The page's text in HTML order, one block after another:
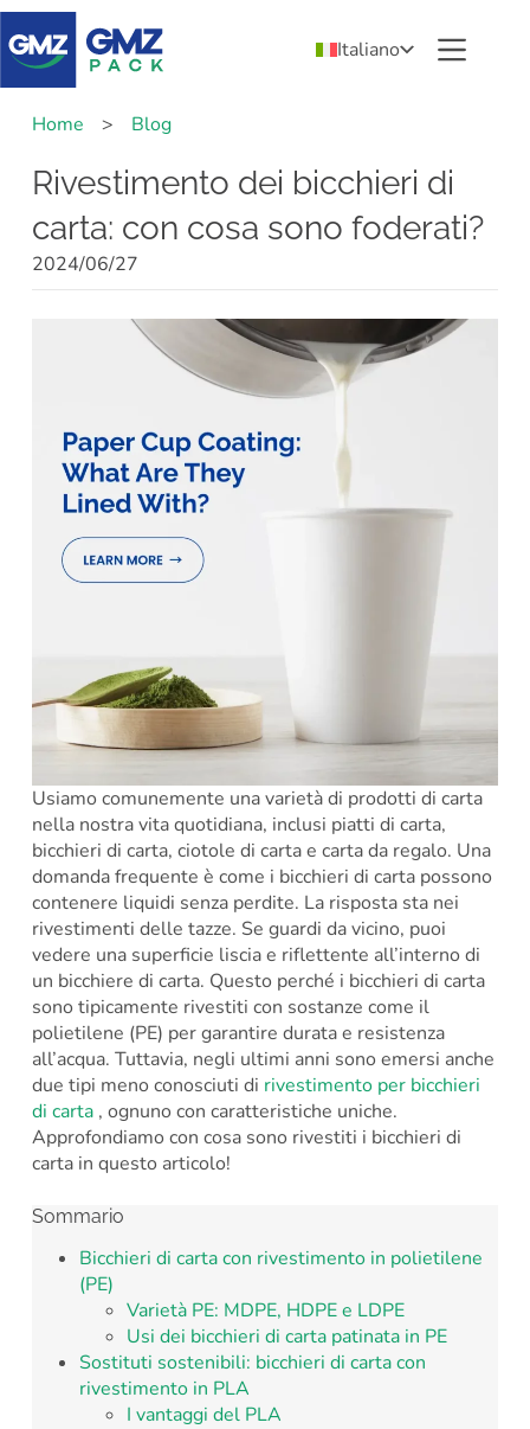
Italiano
Home > Blog
Rivestimento dei bicchieri di
carta: con cosa sono foderati?
2024/06/27
Usiamo comunemente una varietà di prodotti di carta
nella nostra vita quotidiana, inclusi piatti di carta,
bicchieri di carta, ciotole di carta e carta da regalo. Una
domanda frequente è come i bicchieri di carta possono
contenere liquidi senza perdite. La risposta sta nei
rivestimenti delle tazze. Se guardi da vicino, puoi
vedere una superficie liscia e riflettente all’interno di
un bicchiere di carta. Questo perché i bicchieri di carta
sono tipicamente rivestiti con sostanze come il
polietilene (PE) per garantire durata e resistenza
all’acqua. Tuttavia, negli ultimi anni sono emersi anche
due tipi meno conosciuti di rivestimento per bicchieri
di carta, ognuno con caratteristiche uniche.
Approfondiamo con cosa sono rivestiti i bicchieri di
carta in questo articolo!
Sommario
Bicchieri di carta con rivestimento in polietilene
(PE)
Varietà PE: MDPE, HDPE e LDPE
Usi dei bicchieri di carta patinata in PE
Sostituti sostenibili: bicchieri di carta con
rivestimento in PLA
I vantaggi del PLA